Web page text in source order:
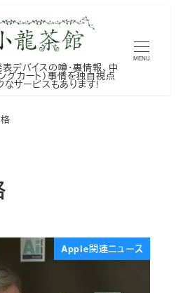
デバイスの噂・裏情報、中
グカート）事情を独自視点
なサービスもあります!
MENU
Apple関連ニュース